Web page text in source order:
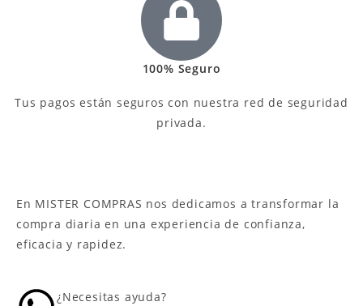
100% Seguro
Tus pagos están seguros con nuestra red de seguridad
privada.
En MISTER COMPRAS nos dedicamos a transformar la
compra diaria en una experiencia de confianza,
eficacia y rapidez.
¿Necesitas ayuda?